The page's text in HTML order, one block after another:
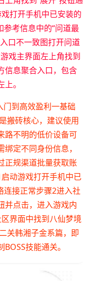
打开手机中已安装的
参考信息中的“问道最
口不一致图打开问道
戏主界面左上角找到
信息聚合入口，包含
。
到高效盈利一基础
搬砖核心，建议使用
路不明的低价设备可
定不同身份信息，
正规渠道批量获取账
动游戏打开手机中已
连接正常步骤2进入社
并点击，进入游戏内
界面中找到八仙梦境
关韩湘子金系篇，即
技能通关。